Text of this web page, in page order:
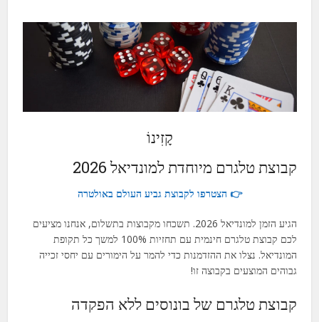
קָזִינוֹ
קבוצת טלגרם מיוחדת למונדיאל 2026
👉 הצטרפו לקבוצת גביע העולם באולטרה
הגיע הזמן למונדיאל 2026. תשכחו מקבוצות בתשלום, אנחנו מציעים
לכם קבוצת טלגרם חינמית עם תחזיות 100% למשך כל תקופת
המונדיאל. נצלו את ההזדמנות כדי להמר על הימורים עם יחסי זכייה
גבוהים המוצעים בקבוצה זו!
קבוצת טלגרם של בונוסים ללא הפקדה